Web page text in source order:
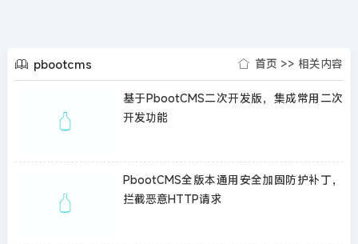
pbootcms 首页 >> 相关内容
基于PbootCMS二次开发版，集成常用二次
开发功能
PbootCMS全版本通用安全加固防护补丁，
拦截恶意HTTP请求